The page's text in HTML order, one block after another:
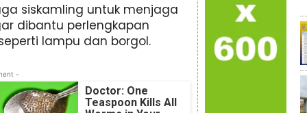
siskamling untuk menjaga
dibantu perlengkapan
lampu dan borgol.
-
Doctor: One
Teaspoon Kills All